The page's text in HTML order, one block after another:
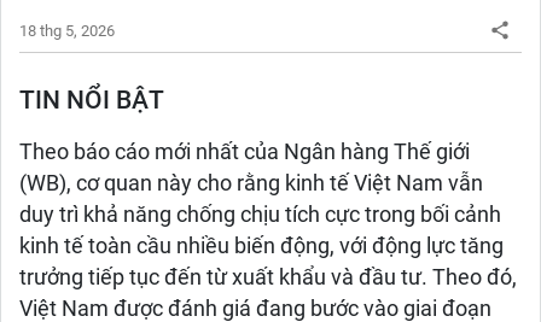
18 thg 5, 2026
TIN NỔI BẬT
Theo báo cáo mới nhất của Ngân hàng Thế giới
(WB), cơ quan này cho rằng kinh tế Việt Nam vẫn
duy trì khả năng chống chịu tích cực trong bối cảnh
kinh tế toàn cầu nhiều biến động, với động lực tăng
trưởng tiếp tục đến từ xuất khẩu và đầu tư. Theo đó,
Việt Nam được đánh giá đang bước vào giai đoạn